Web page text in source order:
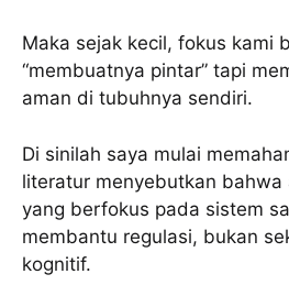
Maka sejak kecil, fokus kami
“membuatnya pintar” tapi
aman di tubuhnya sendiri.
Di sinilah saya mulai
literatur menyebutkan bahwa
yang berfokus pada sistem
membantu regulasi, bukan
kognitif.